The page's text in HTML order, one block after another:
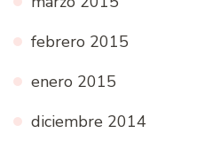
febrero 2015
enero 2015
diciembre 2014